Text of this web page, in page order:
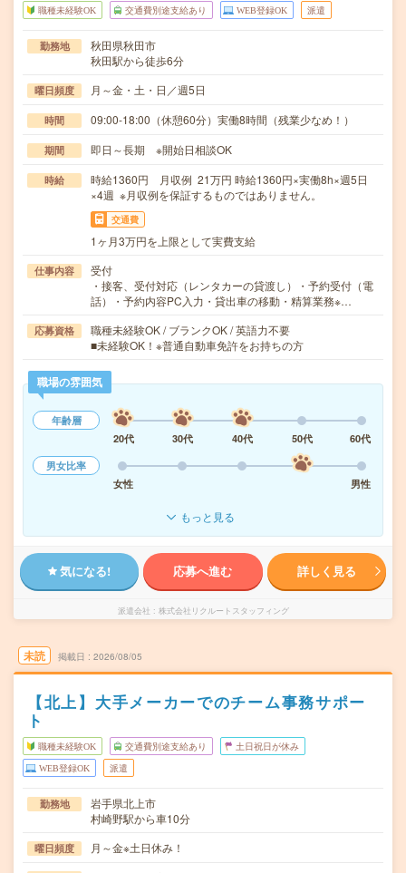
職種未経験OK 交通費別途支給あり WEB登録OK 派遣
勤務地
秋田県秋田市
秋田駅から徒歩6分
曜日頻度 月～金・土・日／週5日
時間 09:00-18:00（休憩60分）実働8時間（残業少なめ！）
期間 即日～長期 ※開始日相談OK
時給
時給1360円 月収例 21万円 時給1360円×実働8h×週5日
×4週 ※月収例を保証するものではありません。
交通費
1ヶ月3万円を上限として実費支給
仕事内容
受付
・接客、受付対応（レンタカーの貸渡し）・予約受付（電
話）・予約内容PC入力・貸出車の移動・精算業務※…
応募資格
職種未経験OK / ブランクOK / 英語力不要
■未経験OK！※普通自動車免許をお持ちの方
職場の雰囲気
年齢層
20代
30代 40代 50代
60代
男女比率
女性
男性
もっと見る
気になる! 応募へ進む 詳しく見る
派遣会社 株式会社リクルートスタッフィング
未読 掲載日 2026/08/05
【北上】大手メーカーでのチーム事務サポー
ト
職種未経験OK 交通費別途支給あり 土日祝日が休み
WEB登録OK 派遣
勤務地
岩手県北上市
村崎野駅から車10分
曜日頻度 月～金※土日休み！